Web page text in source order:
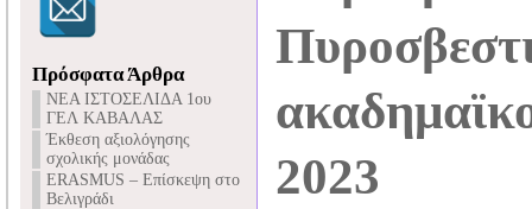
Πρόσφατα Άρθρα
NEA ΙΣΤΟΣΕΛΙΔΑ 1ου
ΓΕΛ ΚΑΒΑΛΑΣ
Έκθεση αξιολόγησης
σχολικής μονάδας
ERASMUS – Επίσκεψη στο
Βελιγράδι
2023